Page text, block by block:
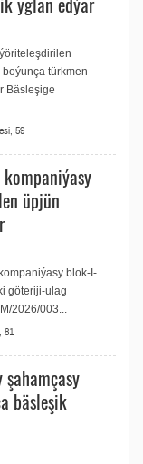
türkmen
Bäsleşige
59
kompaniýasy
üpjün
blok-I-
göteriji-ulag
2026/003...
81
bäsleşik